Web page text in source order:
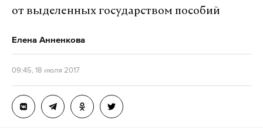
от выделенных государством пособий
Елена Анненкова
09:45, 18 июля 2017